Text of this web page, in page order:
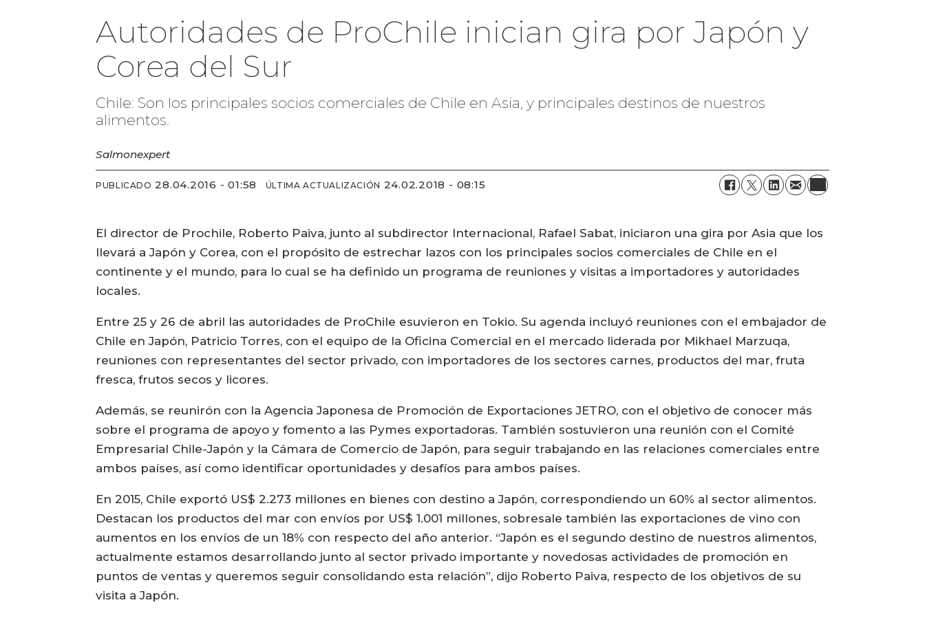
Autoridades de ProChile inician gira por Japón y
Corea del Sur
Chile: Son los principales socios comerciales de Chile en Asia, y principales destinos de nuestros
alimentos.
Salmonexpert
PUBLICADO 28.04.2016 - 01:58 ÚLTIMA ACTUALIZACIÓN 24.02.2018 - 08:15
El director de Prochile, Roberto Paiva, junto al subdirector Internacional, Rafael Sabat, iniciaron una gira por Asia que los
llevará a Japón y Corea, con el propósito de estrechar lazos con los principales socios comerciales de Chile en el
continente y el mundo, para lo cual se ha definido un programa de reuniones y visitas a importadores y autoridades
locales.
Entre 25 y 26 de abril las autoridades de ProChile esuvieron en Tokio. Su agenda incluyó reuniones con el embajador de
Chile en Japón, Patricio Torres, con el equipo de la Oficina Comercial en el mercado liderada por Mikhael Marzuqa,
reuniones con representantes del sector privado, con importadores de los sectores carnes, productos del mar, fruta
fresca, frutos secos y licores.
Además, se reunirón con la Agencia Japonesa de Promoción de Exportaciones JETRO, con el objetivo de conocer más
sobre el programa de apoyo y fomento a las Pymes exportadoras. También sostuvieron una reunión con el Comité
Empresarial Chile-Japón y la Cámara de Comercio de Japón, para seguir trabajando en las relaciones comerciales entre
ambos países, así como identificar oportunidades y desafíos para ambos países.
En 2015, Chile exportó US$ 2.273 millones en bienes con destino a Japón, correspondiendo un 60% al sector alimentos.
Destacan los productos del mar con envíos por US$ 1.001 millones, sobresale también las exportaciones de vino con
aumentos en los envíos de un 18% con respecto del año anterior. “Japón es el segundo destino de nuestros alimentos,
actualmente estamos desarrollando junto al sector privado importante y novedosas actividades de promoción en
puntos de ventas y queremos seguir consolidando esta relación”, dijo Roberto Paiva, respecto de los objetivos de su
visita a Japón.